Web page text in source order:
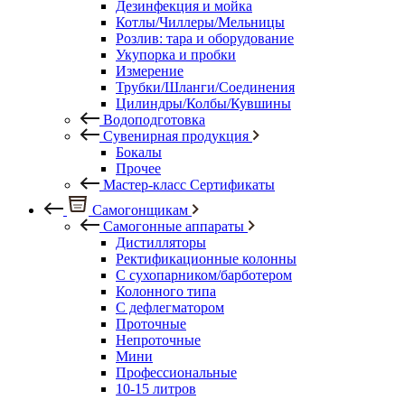
Дезинфекция и мойка
Котлы/Чиллеры/Мельницы
Розлив: тара и оборудование
Укупорка и пробки
Измерение
Трубки/Шланги/Соединения
Цилиндры/Колбы/Кувшины
Водоподготовка
Сувенирная продукция
Бокалы
Прочее
Мастер-класс Сертификаты
Самогонщикам
Самогонные аппараты
Дистилляторы
Ректификационные колонны
С сухопарником/барботером
Колонного типа
С дефлегматором
Проточные
Непроточные
Мини
Профессиональные
10-15 литров